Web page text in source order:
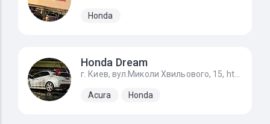
Honda
Honda Dream
г. Киев, вул.Миколи Хвильового, 15, https://g.page/STO_Honda?share
Acura Honda